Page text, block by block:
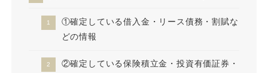
①確定している借入金・リース債務・割賦な
どの情報
②確定している保険積立金・投資有価証券・